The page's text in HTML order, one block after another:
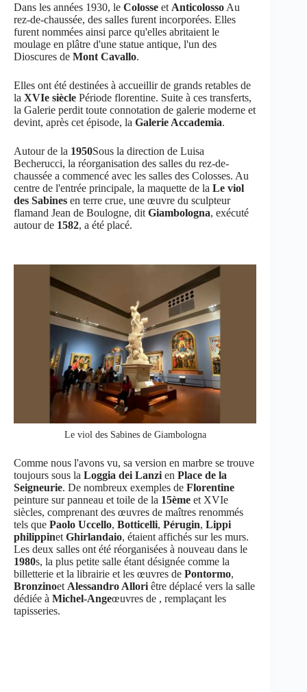
Dans les années 1930, le Colosse et Anticolosso Au
rez-de-chaussée, des salles furent incorporées. Elles
furent nommées ainsi parce qu'elles abritaient le
moulage en plâtre d'une statue antique, l'un des
Dioscures de Mont Cavallo.
Elles ont été destinées à accueillir de grands retables de
la XVIe siècle Période florentine. Suite à ces transferts,
la Galerie perdit toute connotation de galerie moderne et
devint, après cet épisode, la Galerie Accademia.
Autour de la 1950Sous la direction de Luisa
Becherucci, la réorganisation des salles du rez-de-
chaussée a commencé avec les salles des Colosses. Au
centre de l'entrée principale, la maquette de la Le viol
des Sabines en terre crue, une œuvre du sculpteur
flamand Jean de Boulogne, dit Giambologna, exécuté
autour de 1582, a été placé.
Le viol des Sabines de Giambologna
Comme nous l'avons vu, sa version en marbre se trouve
toujours sous la Loggia dei Lanzi en Place de la
Seigneurie. De nombreux exemples de Florentine
peinture sur panneau et toile de la 15ème et XVIe
siècles, comprenant des œuvres de maîtres renommés
tels que Paolo Uccello, Botticelli, Pérugin, Lippi
philippinet Ghirlandaio, étaient affichés sur les murs.
Les deux salles ont été réorganisées à nouveau dans le
1980s, la plus petite salle étant désignée comme la
billetterie et la librairie et les œuvres de Pontormo,
Bronzinoet Alessandro Allori être déplacé vers la salle
dédiée à Michel-Angeœuvres de , remplaçant les
tapisseries.